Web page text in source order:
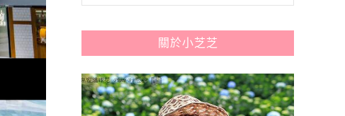
關於小芝芝